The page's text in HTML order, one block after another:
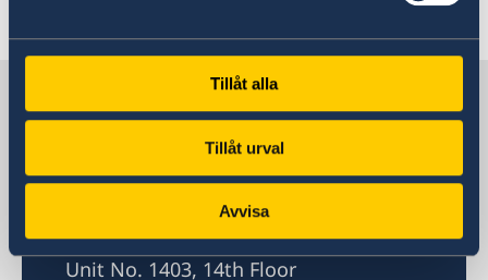
Tillåt alla
Tillåt urval
Avvisa
Sverige i Indien
Generalkonsulat
Consulate General of Sweden
Unit No. 1403, 14th Floor